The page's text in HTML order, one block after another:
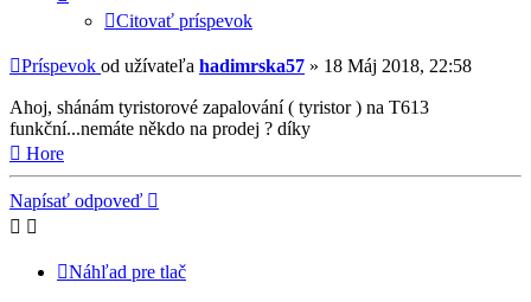
Citovať príspevok
Príspevok od užívateľa hadimrska57 » 18 Máj 2018, 22:58
Ahoj, shánám tyristorové zapalování ( tyristor ) na T613
funkční...nemáte někdo na prodej ? díky
Hore
Napísať odpoveď
Náhľad pre tlač